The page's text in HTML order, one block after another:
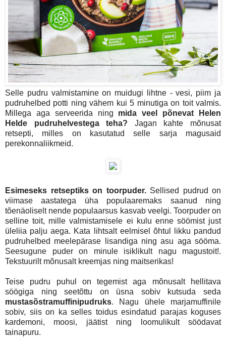
Selle pudru valmistamine on muidugi lihtne - vesi, piim ja
pudruhelbed potti ning vähem kui 5 minutiga on toit valmis.
Millega aga serveerida ning mida veel põnevat Helen
Helde pudruhelvestega teha? Jagan kahte mõnusat
retsepti, milles on kasutatud selle sarja magusaid
perekonnaliikmeid.
Esimeseks retseptiks on toorpuder.Sellised pudrud on
viimase aastatega üha populaaremaks saanud ning
tõenäoliselt nende populaarsus kasvab veelgi. Toorpuder on
selline toit, mille valmistamisele ei kulu enne söömist just
üleliia palju aega. Kata lihtsalt eelmisel õhtul likku pandud
pudruhelbed meelepärase lisandiga ning asu aga sööma.
Seesugune puder on minule isiklikult nagu magustoit!.
Tekstuurilt mõnusalt kreemjas ning maitserikas!
Teise pudru puhul on tegemist aga mõnusalt hellitava
söögiga ning seetõttu on üsna sobiv kutsuda seda
mustasõstramuffinipudruks. Nagu ühele marjamuffinile
sobiv, siis on ka selles toidus esindatud parajas koguses
kardemoni, moosi, jäätist ning loomulikult söödavat
tainapuru.